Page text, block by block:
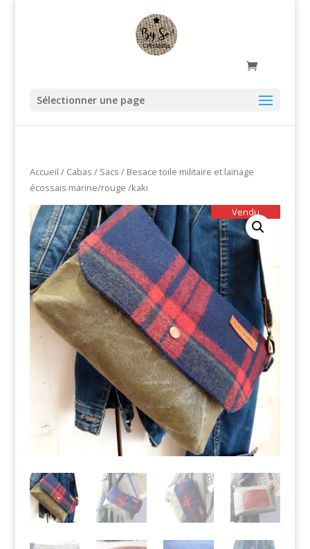
Sélectionner une page
Accueil / Cabas / Sacs / Besace toile militaire et lainage
écossais marine/rouge /kaki
Vendu